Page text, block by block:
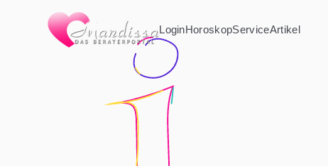
LoginHoroskopServiceArtikel